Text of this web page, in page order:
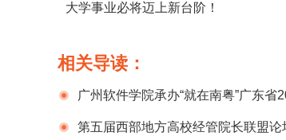
大学事业必将迈上新台阶！
相关导读：
广州软件学院承办“就在南粤”广东省
通高校毕业生系列供需对接活动（从化
第五届西部地方高校经管院长联盟论